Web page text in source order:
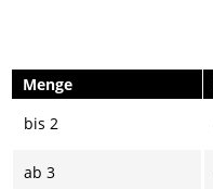
Menge
bis 2
ab 3